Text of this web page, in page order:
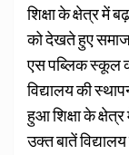
शिक्षा के क्षेत्र में
को देखते हुए
एस पब्लिक स्कूल
विद्यालय की
हुआ शिक्षा के
उक्त बातें